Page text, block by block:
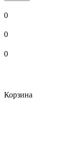
0
0
0
Корзина